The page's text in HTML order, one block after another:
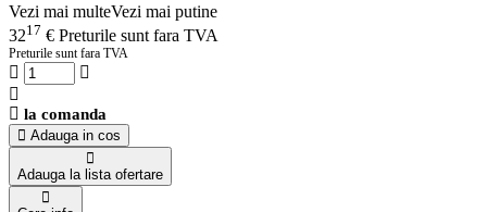
Vezi mai multeVezi mai putine
3217 € Preturile sunt fara TVA
Preturile sunt fara TVA
la comanda
Adauga in cos
Adauga la lista ofertare